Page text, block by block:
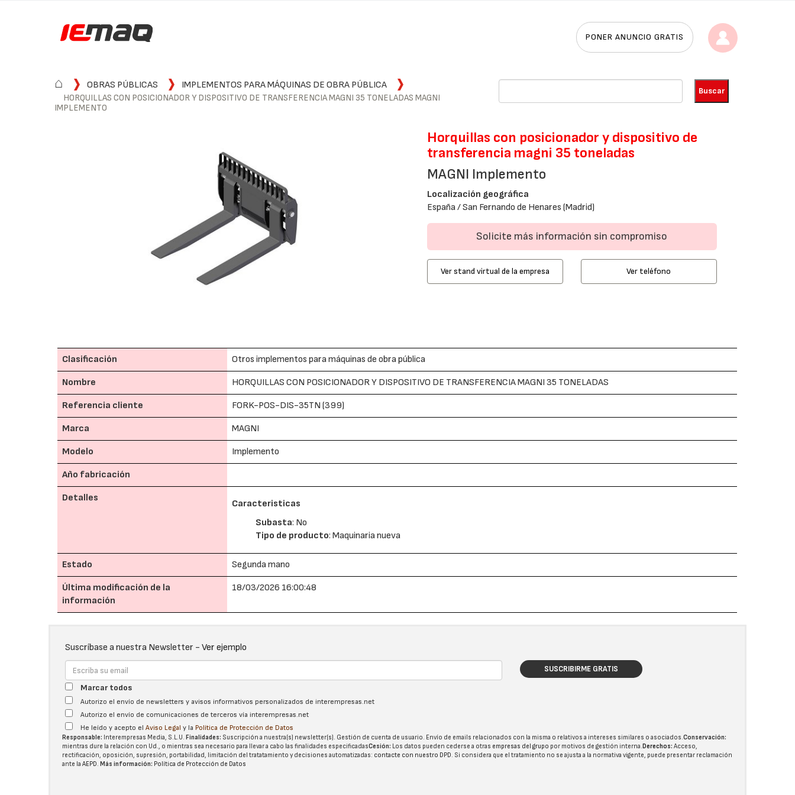
PONER ANUNCIO GRATIS
⌂ OBRAS PÚBLICAS
IMPLEMENTOS PARA MÁQUINAS DE OBRA PÚBLICA
HORQUILLAS CON POSICIONADOR Y DISPOSITIVO DE TRANSFERENCIA MAGNI 35 TONELADAS MAGNI
IMPLEMENTO
Horquillas con posicionador y dispositivo de
transferencia magni 35 toneladas
MAGNI Implemento
Localización geográfica
España / San Fernando de Henares (Madrid)
Solicite más información sin compromiso
Ver stand virtual de la empresa Ver teléfono
Clasificación Otros implementos para máquinas de obra pública
Nombre HORQUILLAS CON POSICIONADOR Y DISPOSITIVO DE TRANSFERENCIA MAGNI 35 TONELADAS
Referencia cliente FORK-POS-DIS-35TN (399)
Marca MAGNI
Modelo Implemento
Año fabricación
Detalles
Caracteristicas
Subasta: No
Tipo de producto: Maquinaria nueva
Estado Segunda mano
Última modificación de la
información
18/03/2026 16:00:48
Suscríbase a nuestra Newsletter -Ver ejemplo
SUSCRIBIRME GRATIS
Marcar todos
Autorizo el envío de newsletters y avisos informativos personalizados de interempresas.net
Autorizo el envío de comunicaciones de terceros vía interempresas.net
He leído y acepto elAviso Legal y la Política de Protección de Datos
Responsable: Interempresas Media, S.L.U.Finalidades: Suscripción a nuestra(s) newsletter(s). Gestión de cuenta de usuario. Envío de emails relacionados con la misma o relativos a intereses similares o asociados.Conservación:
mientras dure la relación con Ud., o mientras sea necesario para llevar a cabo las finalidades especificadasCesión: Los datos pueden cederse a otras empresas del grupo por motivos de gestión interna.Derechos: Acceso,
rectificación, oposición, supresión, portabilidad, limitación del tratatamiento y decisiones automatizadas: contacte con nuestro DPD. Si considera que el tratamiento no se ajusta a la normativa vigente, puede presentar reclamación
ante laAEPD.Más información: Política de Protección de Datos